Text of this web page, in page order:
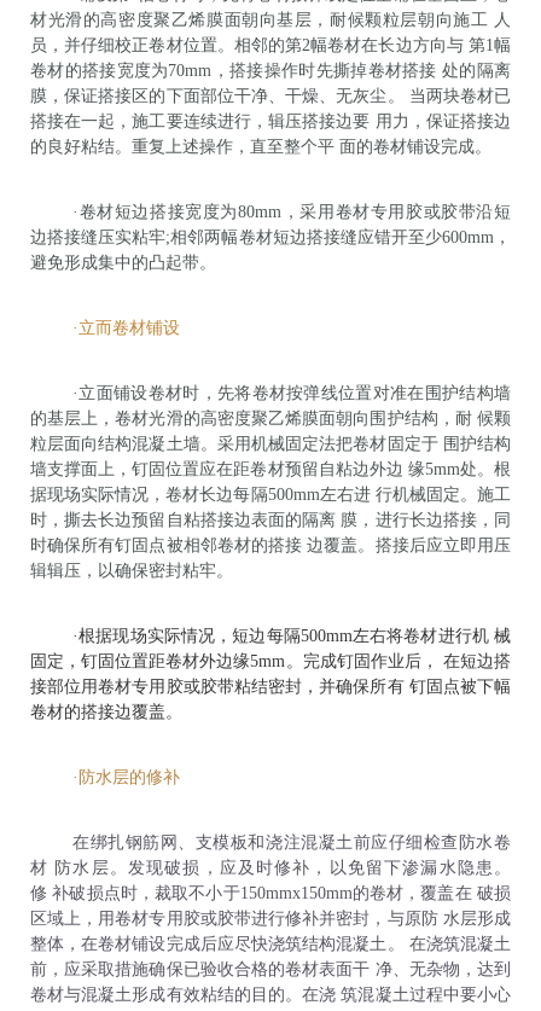
材光滑的高密度聚乙烯膜面朝向基层，耐候颗粒层朝向施工 人
员，并仔细校正卷材位置。相邻的第2幅卷材在长边方向与 第1幅
卷材的搭接宽度为70mm，搭接操作时先撕掉卷材搭接 处的隔离
膜，保证搭接区的下面部位干净、干燥、无灰尘。 当两块卷材已
搭接在一起，施工要连续进行，辑压搭接边要 用力，保证搭接边
的良好粘结。重复上述操作，直至整个平 面的卷材铺设完成。
·卷材短边搭接宽度为80mm，采用卷材专用胶或胶带沿短
边搭接缝压实粘牢;相邻两幅卷材短边搭接缝应错开至少600mm，
避免形成集中的凸起带。
·立而卷材铺设
·立面铺设卷材时，先将卷材按弹线位置对准在围护结构墙
的基层上，卷材光滑的高密度聚乙烯膜面朝向围护结构，耐 候颗
粒层面向结构混凝土墙。采用机械固定法把卷材固定于 围护结构
墙支撑面上，钉固位置应在距卷材预留自粘边外边 缘5mm处。根
据现场实际情况，卷材长边每隔500mm左右进 行机械固定。施工
时，撕去长边预留自粘搭接边表面的隔离 膜，进行长边搭接，同
时确保所有钉固点被相邻卷材的搭接 边覆盖。搭接后应立即用压
辑辑压，以确保密封粘牢。
·根据现场实际情况，短边每隔500mm左右将卷材进行机 械
固定，钉固位置距卷材外边缘5mm。完成钉固作业后， 在短边搭
接部位用卷材专用胶或胶带粘结密封，并确保所有 钉固点被下幅
卷材的搭接边覆盖。
·防水层的修补
在绑扎钢筋网、支模板和浇注混凝土前应仔细检查防水卷
材 防水层。发现破损，应及时修补，以免留下渗漏水隐患。
修 补破损点时，裁取不小于150mmx150mm的卷材，覆盖在 破损
区域上，用卷材专用胶或胶带进行修补并密封，与原防 水层形成
整体，在卷材铺设完成后应尽快浇筑结构混凝土。 在浇筑混凝土
前，应采取措施确保已验收合格的卷材表面干 净、无杂物，达到
卷材与混凝土形成有效粘结的目的。在浇 筑混凝土过程中要小心